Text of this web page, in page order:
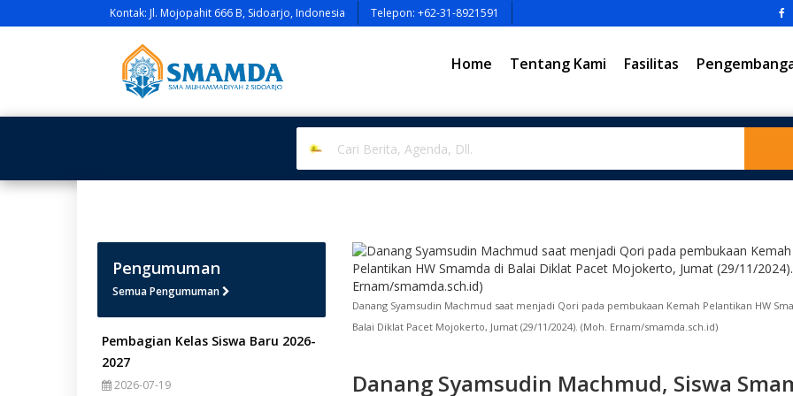
Kontak: Jl. Mojopahit 666 B, Sidoarjo, Indonesia Telepon: +62-31-8921591
Home Tentang Kami Fasilitas
Pengumuman
Semua Pengumuman
Pembagian Kelas Siswa Baru 2026-
2027
2026-07-19
Danang Syamsudin Machmud saat menjadi Qori pada pembukaan Kemah Pelantikan HW
Balai Diklat Pacet Mojokerto, Jumat (29/11/2024). (Moh. Ernam/smamda.sch.id)
Danang Syamsudin Machmud, Siswa